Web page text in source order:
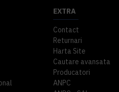
EXTRA
Contact
Returnari
Harta Site
Cautare avansata
Producatori
ANPC